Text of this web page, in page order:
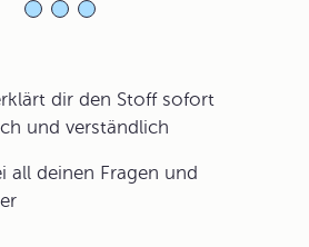
dir den Stoff sofort
und verständlich
all deinen Fragen und